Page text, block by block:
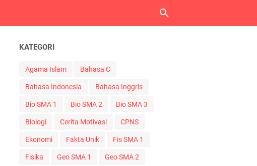
KATEGORI
Agama Islam Bahasa C
Bahasa Indonesia Bahasa Inggris
Bio SMA 1 Bio SMA 2 Bio SMA 3
Biologi Cerita Motivasi CPNS
Ekonomi Fakta Unik Fis SMA 1
Fisika Geo SMA 1 Geo SMA 2